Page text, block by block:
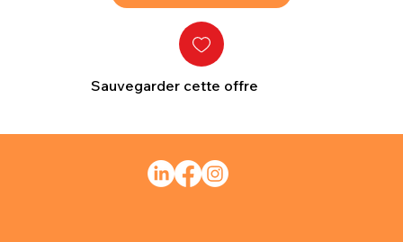
Sauvegarder cette offre